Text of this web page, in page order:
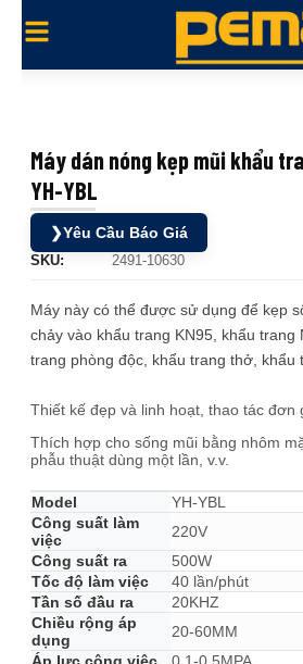
Máy dán nóng kẹp mũi khẩu
YH-YBL
❯Yêu Cầu Báo Giá
SKU: 2491-10630
Máy này có thể được sử dụng để kẹp
chảy vào khẩu trang KN95, khẩu trang
trang phòng độc, khẩu trang thở, khẩu
Thiết kế đẹp và linh hoạt, thao tác đơn
Thích hợp cho sống mũi bằng nhôm
phẫu thuật dùng một lần, v.v.
Model
YH-YBL
Công suất làm
việc
220V
Công suất ra
500W
Tốc độ làm việc
40 lần/phút
Tần số đầu ra
20KHZ
Chiều rộng áp
dụng
20-60MM